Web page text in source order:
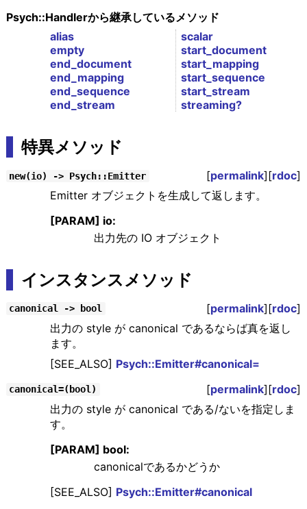
Psych::Handlerから継承しているメソッド
alias
empty
end_document
end_mapping
end_sequence
end_stream
scalar
start_document
start_mapping
start_sequence
start_stream
streaming?
特異メソッド
new(io) -> Psych::Emitter [permalink][rdoc]
Emitter オブジェクトを生成して返します。
[PARAM] io:
出力先の IO オブジェクト
インスタンスメソッド
canonical -> bool [permalink][rdoc]
出力の style が canonical であるならば真を返し
ます。
[SEE_ALSO] Psych::Emitter#canonical=
canonical=(bool) [permalink][rdoc]
出力の style が canonical である/ないを指定しま
す。
[PARAM] bool:
canonicalであるかどうか
[SEE_ALSO] Psych::Emitter#canonical